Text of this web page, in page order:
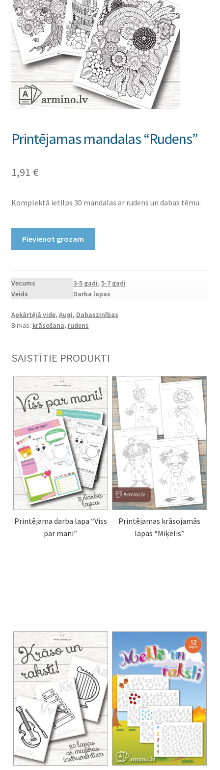
Printējamas mandalas “Rudens”
1,91 €
Komplektā ietilps 30 mandalas ar rudens un dabas tēmu.
Pievienot grozam
Vecums 3-5 gadi, 5-7 gadi
Veids
Darba lapas
Apkārtējā vide, Augi, Dabaszinības
Birkas: krāsošana, rudens
SAISTĪTIE PRODUKTI
Printējama darba lapa “Viss
par mani”
Printējamas krāsojamās
lapas “Miķelis”